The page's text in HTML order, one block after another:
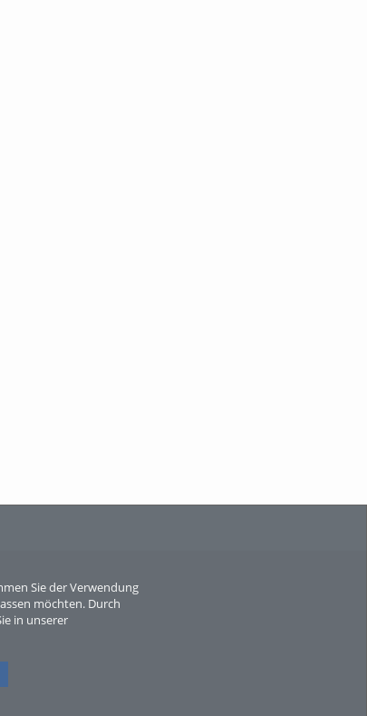
Sie der Verwendung
möchten. Durch
in unserer
Sperber